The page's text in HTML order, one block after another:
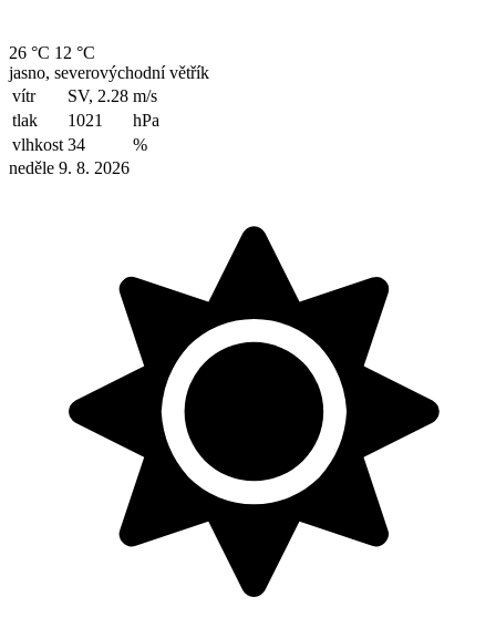
26 °C 12 °C
jasno, severovýchodní větřík
vítr
SV, 2.28 m/s
tlak
1021
hPa
vlhkost 34
%
neděle 9. 8. 2026